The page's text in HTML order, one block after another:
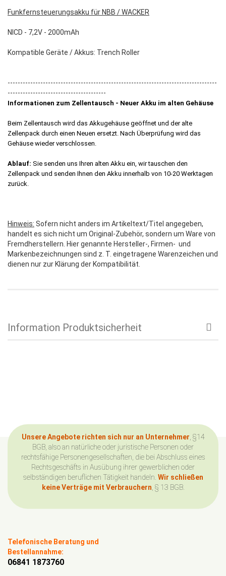
Funkfernsteuerungsakku für NBB / WACKER
NICD - 7,2V - 2000mAh
Kompatible Geräte / Akkus: Trench Roller
-----------------------------------------------------------------------------------
---------------------------------------
Informationen zum Zellentausch - Neuer Akku im alten Gehäuse
Beim Zellentausch wird das Akkugehäuse geöffnet und der alte
Zellenpack durch einen Neuen ersetzt. Nach Überprüfung wird das
Gehäuse wieder verschlossen.
Ablauf: Sie senden uns Ihren alten Akku ein, wir tauschen den
Zellenpack und senden Ihnen den Akku innerhalb von 10-20 Werktagen
zurück.
Hinweis: Sofern nicht anders im Artikeltext/Titel angegeben,
handelt es sich nicht um Original-Zubehör, sondern um Ware von
Fremdherstellern. Hier genannte Hersteller-, Firmen- und
Markenbezeichnungen sind z. T. eingetragene Warenzeichen und
dienen nur zur Klärung der Kompatibilität.
Information Produktsicherheit
Unsere Angebote richten sich nur an Unternehmer , §14
BGB, also an natürliche oder juristische Personen oder
rechtsfähige Personengesellschaften, die bei Abschluss eines
Rechtsgeschäfts in Ausübung ihrer gewerblichen oder
selbständigen beruflichen Tätigkeit handeln. Wir schließen
keine Verträge mit Verbrauchern , § 13 BGB.
Telefonische Beratung und
Bestellannahme:
06841 1873760